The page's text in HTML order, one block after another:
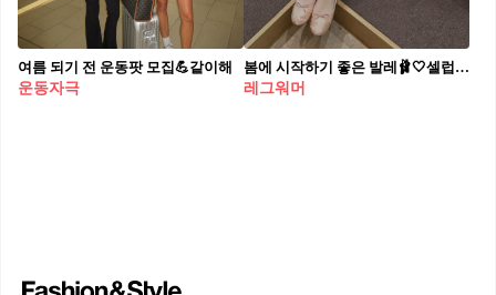
여름 되기 전 운동팟 모집💪같이해
운동자극
봄에 시작하기 좋은 발레🩰🤍​ 셀럽들은 어떤 발레복 입나?🔍 새로운 취미 같이 할 @친구👯​
레그워머